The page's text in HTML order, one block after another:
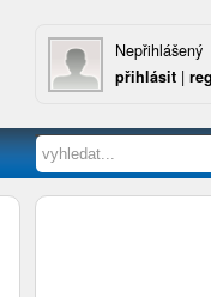
Nepřihlášený
přihlásit |